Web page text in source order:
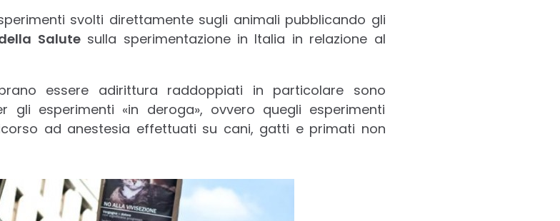
svolti direttamente sugli animali pubblicando gli
Salutesulla sperimentazione in Italia in relazione al
essere adirittura raddoppiati in particolare sono
gli esperimenti «in deroga», ovvero quegli esperimenti
ad anestesia effettuati su cani, gatti e primati non